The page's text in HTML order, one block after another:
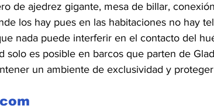
de ajedrez gigante, mesa de billar,
los hay pues en las habitaciones no hay
nada puede interferir en el contacto del
solo es posible en barcos que parten de
un ambiente de exclusividad y